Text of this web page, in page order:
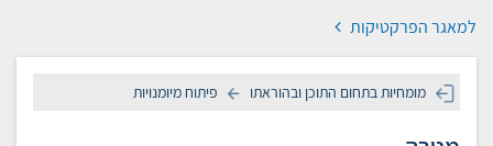
למאגר הפרקטיקות
מומחיות בתחום התוכן ובהוראתו פיתוח מיומנויות